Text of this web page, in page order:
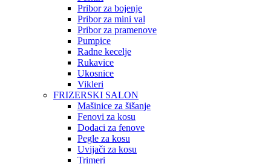
Pribor za bojenje
Pribor za mini val
Pribor za pramenove
Pumpice
Radne kecelje
Rukavice
Ukosnice
Vikleri
FRIZERSKI SALON
Mašinice za šišanje
Fenovi za kosu
Dodaci za fenove
Pegle za kosu
Uvijači za kosu
Trimeri